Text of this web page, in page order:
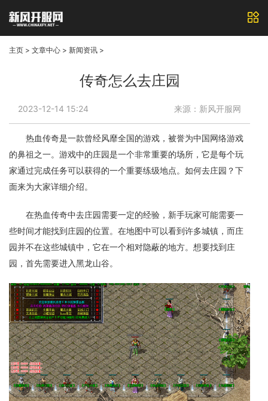
主页 > 文章中心 > 新闻资讯 >
传奇怎么去庄园
2023-12-14 15:24 来源：新风开服网
热血传奇是一款曾经风靡全国的游戏，被誉为中国网络游戏
的鼻祖之一。游戏中的庄园是一个非常重要的场所，它是每个玩
家通过完成任务可以获得的一个重要练级地点。如何去庄园？下
面来为大家详细介绍。
在热血传奇中去庄园需要一定的经验，新手玩家可能需要一
些时间才能找到庄园的位置。在地图中可以看到许多城镇，而庄
园并不在这些城镇中，它在一个相对隐蔽的地方。想要找到庄
园，首先需要进入黑龙山谷。